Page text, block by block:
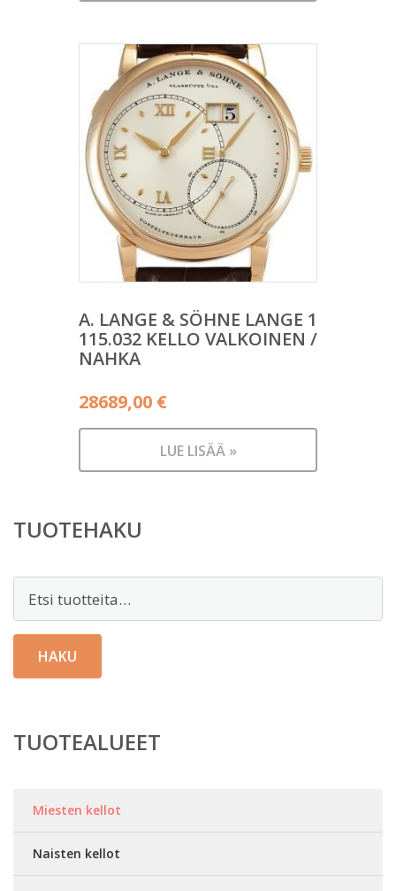
A. LANGE & SÖHNE LANGE 1
115.032 KELLO VALKOINEN /
NAHKA
28689,00 €
LUE LISÄÄ »
TUOTEHAKU
HAKU
TUOTEALUEET
Miesten kellot
Naisten kellot